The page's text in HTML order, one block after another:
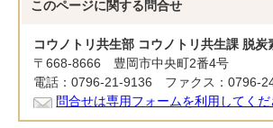
このページに関する 問合せ
コウノトリ共生部 コウノトリ共生課 脱炭
〒668-8666 豊岡市中央町2番4号
電話：0796-21-9136 ファクス：0796-
問合せは専用フォームを利用してくだ